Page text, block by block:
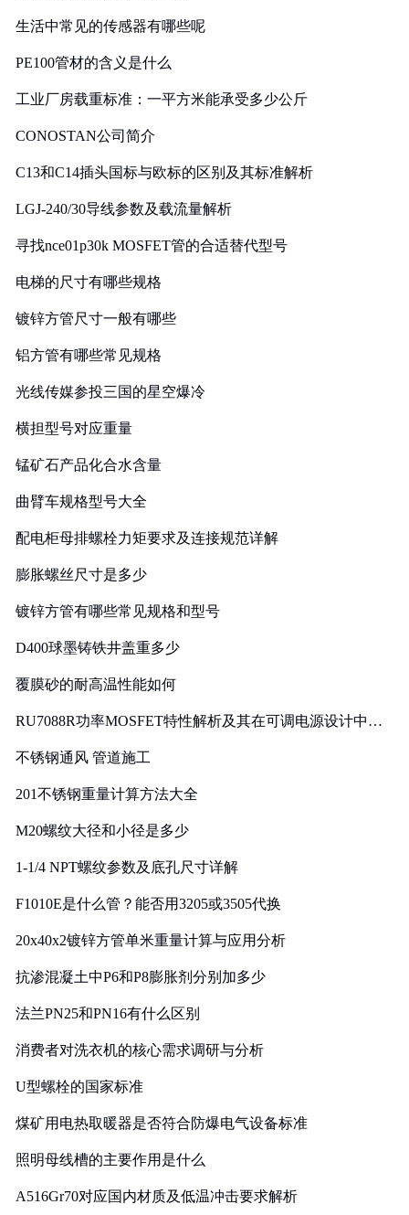
生活中常见的传感器有哪些呢
PE100管材的含义是什么
工业厂房载重标准：一平方米能承受多少公斤
CONOSTAN公司简介
C13和C14插头国标与欧标的区别及其标准解析
LGJ-240/30导线参数及载流量解析
寻找nce01p30k MOSFET管的合适替代型号
电梯的尺寸有哪些规格
镀锌方管尺寸一般有哪些
铝方管有哪些常见规格
光线传媒参投三国的星空爆冷
横担型号对应重量
锰矿石产品化合水含量
曲臂车规格型号大全
配电柜母排螺栓力矩要求及连接规范详解
膨胀螺丝尺寸是多少
镀锌方管有哪些常见规格和型号
D400球墨铸铁井盖重多少
覆膜砂的耐高温性能如何
RU7088R功率MOSFET特性解析及其在可调电源设计中的
不锈钢通风 管道施工
201不锈钢重量计算方法大全
M20螺纹大径和小径是多少
1-1/4 NPT螺纹参数及底孔尺寸详解
F1010E是什么管？能否用3205或3505代换
20x40x2镀锌方管单米重量计算与应用分析
抗渗混凝土中P6和P8膨胀剂分别加多少
法兰PN25和PN16有什么区别
消费者对洗衣机的核心需求调研与分析
U型螺栓的国家标准
煤矿用电热取暖器是否符合防爆电气设备标准
照明母线槽的主要作用是什么
A516Gr70对应国内材质及低温冲击要求解析